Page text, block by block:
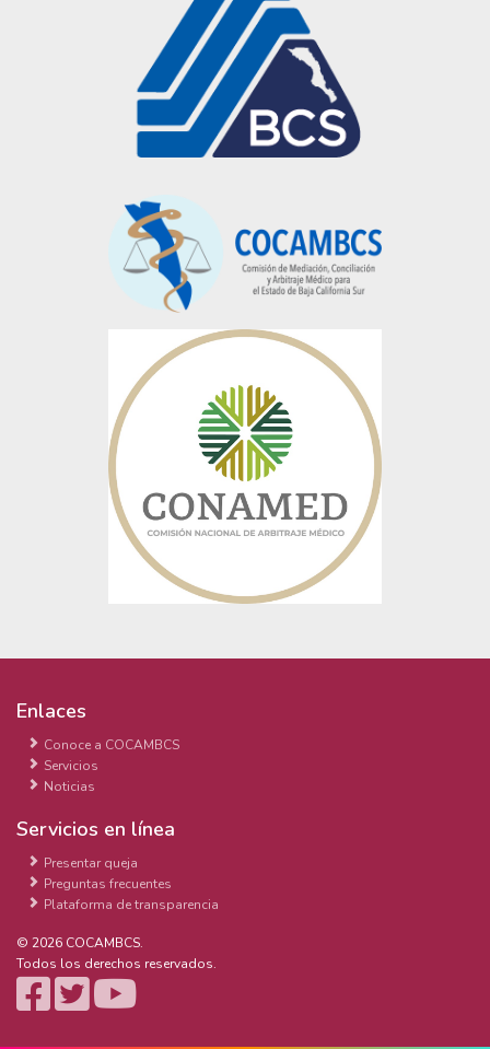
Enlaces
Conoce a COCAMBCS
Servicios
Noticias
Servicios en línea
Presentar queja
Preguntas frecuentes
Plataforma de transparencia
© 2026 COCAMBCS.
Todos los derechos reservados.